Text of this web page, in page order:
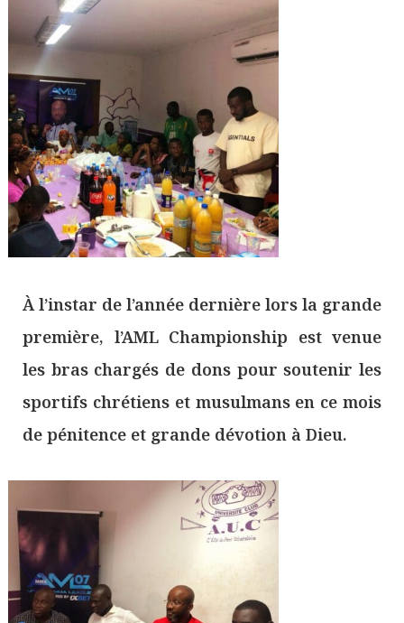
À l’instar de l’année dernière lors la grande
première, l’AML Championship est venue
les bras chargés de dons pour soutenir les
sportifs chrétiens et musulmans en ce mois
de pénitence et grande dévotion à Dieu.